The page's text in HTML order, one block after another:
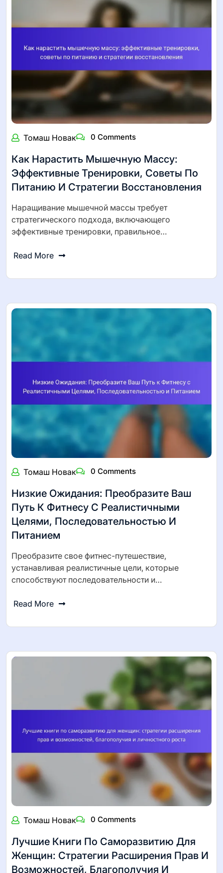
Томаш Новак 0 Comments
Как Нарастить Мышечную Массу:
Эффективные Тренировки, Советы По
Питанию И Стратегии Восстановления
Наращивание мышечной массы требует
стратегического подхода, включающего
эффективные тренировки, правильное…
Read More
Томаш Новак 0 Comments
Низкие Ожидания: Преобразите Ваш
Путь К Фитнесу С Реалистичными
Целями, Последовательностью И
Питанием
Преобразите свое фитнес-путешествие,
устанавливая реалистичные цели, которые
способствуют последовательности и…
Read More
Томаш Новак 0 Comments
Лучшие Книги По Саморазвитию Для
Женщин: Стратегии Расширения Прав И
Возможностей, Благополучия И